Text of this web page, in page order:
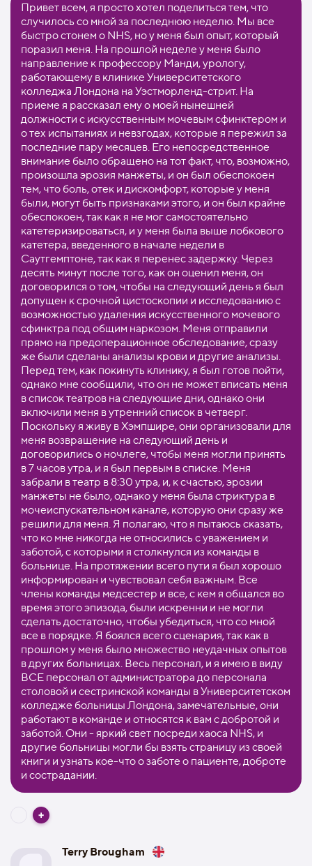
Привет всем, я просто хотел поделиться тем, что
случилось со мной за последнюю неделю. Мы все
быстро стонем о NHS, но у меня был опыт, который
поразил меня. На прошлой неделе у меня было
направление к профессору Манди, урологу,
работающему в клинике Университетского
колледжа Лондона на Уэстморленд-стрит. На
приеме я рассказал ему о моей нынешней
должности с искусственным мочевым сфинктером и
о тех испытаниях и невзгодах, которые я пережил за
последние пару месяцев. Его непосредственное
внимание было обращено на тот факт, что, возможно,
произошла эрозия манжеты, и он был обеспокоен
тем, что боль, отек и дискомфорт, которые у меня
были, могут быть признаками этого, и он был крайне
обеспокоен, так как я не мог самостоятельно
катетеризироваться, и у меня была выше лобкового
катетера, введенного в начале недели в
Саутгемптоне, так как я перенес задержку. Через
десять минут после того, как он оценил меня, он
договорился о том, чтобы на следующий день я был
допущен к срочной цистоскопии и исследованию с
возможностью удаления искусственного мочевого
сфинктра под общим наркозом. Меня отправили
прямо на предоперационное обследование, сразу
же были сделаны анализы крови и другие анализы.
Перед тем, как покинуть клинику, я был готов пойти,
однако мне сообщили, что он не может вписать меня
в список театров на следующие дни, однако они
включили меня в утренний список в четверг.
Поскольку я живу в Хэмпшире, они организовали для
меня возвращение на следующий день и
договорились о ночлеге, чтобы меня могли принять
в 7 часов утра, и я был первым в списке. Меня
забрали в театр в 8:30 утра, и, к счастью, эрозии
манжеты не было, однако у меня была стриктура в
мочеиспускательном канале, которую они сразу же
решили для меня. Я полагаю, что я пытаюсь сказать,
что ко мне никогда не относились с уважением и
заботой, с которыми я столкнулся из команды в
больнице. На протяжении всего пути я был хорошо
информирован и чувствовал себя важным. Все
члены команды медсестер и все, с кем я общался во
время этого эпизода, были искренни и не могли
сделать достаточно, чтобы убедиться, что со мной
все в порядке. Я боялся всего сценария, так как в
прошлом у меня было множество неудачных опытов
в других больницах. Весь персонал, и я имею в виду
ВСЕ персонал от администратора до персонала
столовой и сестринской команды в Университетском
колледже больницы Лондона, замечательные, они
работают в команде и относятся к вам с добротой и
заботой. Они - яркий свет посреди хаоса NHS, и
другие больницы могли бы взять страницу из своей
книги и узнать кое-что о заботе о пациенте, доброте
и сострадании.
Terry Brougham